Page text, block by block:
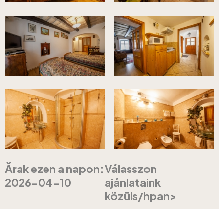
Ărak ezen a napon:
2026-04-10
Válasszon
ajánlataink
közüls/hpan>